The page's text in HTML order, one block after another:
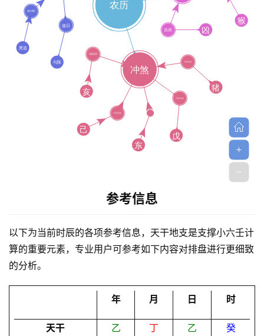
黄
历
占
参考信息
以下为当前时辰的各项参考信息，天干地支是支撑小六壬计
算的重要元素，专业用户可参考如下内容对排盘进行更细致
的分析。
年 月 日 时
天干 乙 丁 乙 癸